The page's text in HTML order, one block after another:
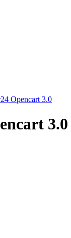
Opencart 3.0
3.0